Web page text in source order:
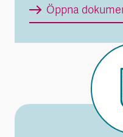
Öppna